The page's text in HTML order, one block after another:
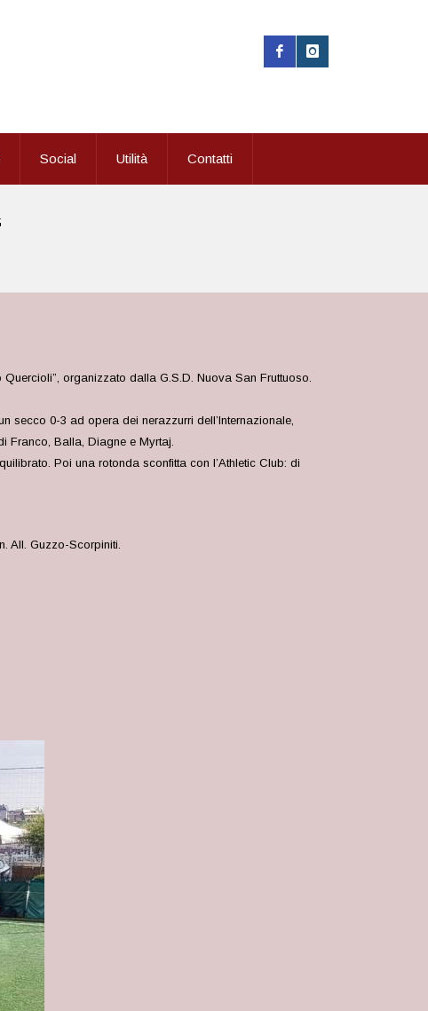
Social Utilità Contatti
organizzato dalla G.S.D. Nuova San Fruttuoso.
0-3 ad opera dei nerazzurri dell’Internazionale,
Franco, Balla, Diagne e Myrtaj.
Poi una rotonda sconfitta con l’Athletic Club: di
All. Guzzo-Scorpiniti.